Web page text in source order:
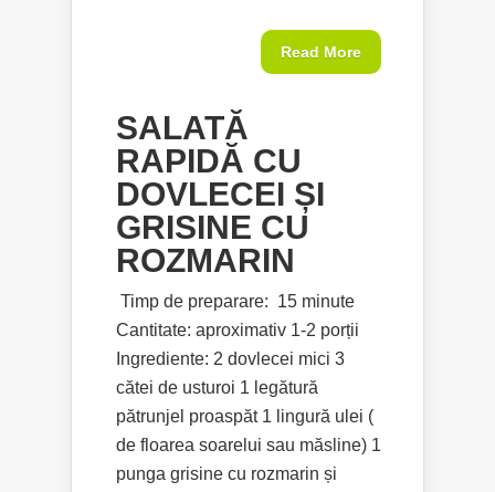
Read More
SALATĂ
RAPIDĂ CU
DOVLECEI ȘI
GRISINE CU
ROZMARIN
Timp de preparare: 15 minute
Cantitate: aproximativ 1-2 porții
Ingrediente: 2 dovlecei mici 3
cătei de usturoi 1 legătură
pătrunjel proaspăt 1 lingură ulei (
de floarea soarelui sau măsline) 1
punga grisine cu rozmarin și